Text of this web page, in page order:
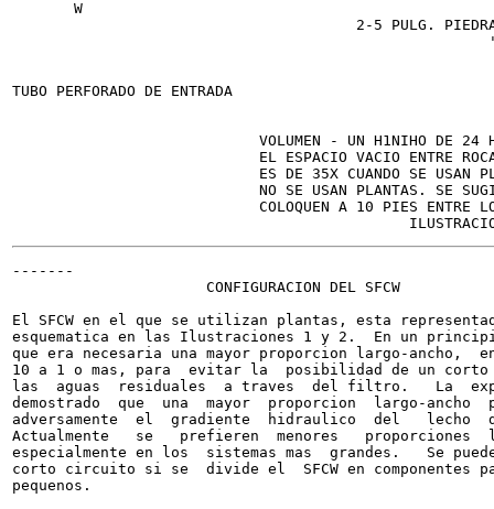
       W
2-5 PULG.
TUBO PERFORADO DE ENTRADA
VOLUMEN - UN H1NIHO DE 24
EL ESPACIO VACIO ENTRE
ES DE 35X CUANDO SE USAN
NO SE USAN PLANTAS. SE
COLOQUEN A 10 PIES ENTRE
-------
                      CONFIGURACION DEL SFCW
El SFCW en el que se utilizan plantas, esta
esquematica en las Ilustraciones 1 y 2.  En un
que era necesaria una mayor proporcion largo-ancho,
10 a 1 o mas, para  evitar la  posibilidad de un
las  aguas  residuales  a traves  del filtro.   La
demostrado  que  una  mayor  proporcion  largo-ancho
adversamente  el  gradiente  hidraulico  del   lecho
Actualmente   se   prefieren  menores   proporciones
especialmente en los  sistemas mas  grandes.   Se
corto circuito si se  divide el  SFCW en componentes
pequenos.